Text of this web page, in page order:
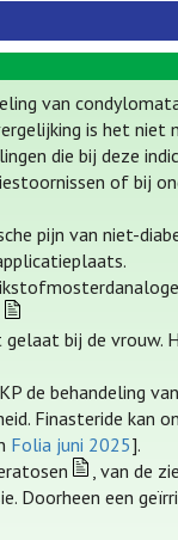
van
is het
die bij deze
of bij
pijn van niet-
bij de vrouw.
de behandeling
Finasteride kan
Folia juni 2025].
, van de
Doorheen een